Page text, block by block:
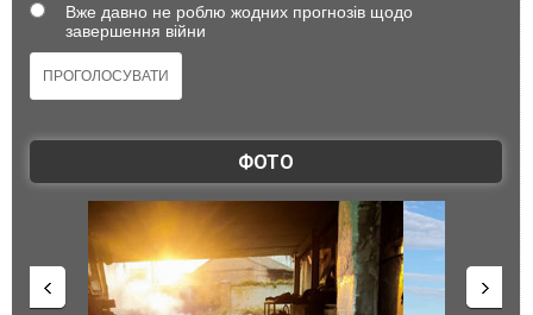
Вже давно не роблю жодних прогнозів щодо
завершення війни
ФОТО